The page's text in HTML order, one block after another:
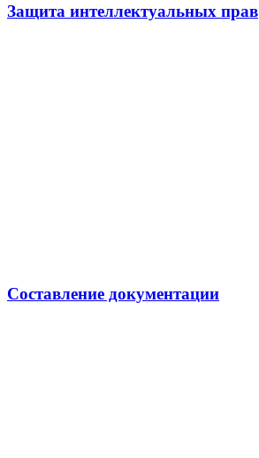
Защита интеллектуальных прав
Составление документации